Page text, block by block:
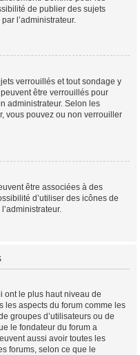
de publier des sujets
l’administrateur.
verrouillés et tout sondage y
être verrouillés pour
administrateur. Selon les
vous pouvez ou non verrouiller
être associées à des
d’utiliser des icônes de
ont le plus haut niveau de
les aspects du forum comme les
groupes d’utilisateurs ou de
le fondateur du forum a
aussi avoir toutes les
forums, selon ce que le